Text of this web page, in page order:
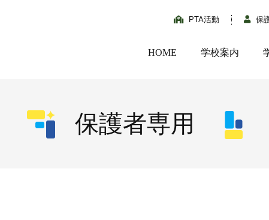
PTA活動 保
HOME 学校案内
保護者専用